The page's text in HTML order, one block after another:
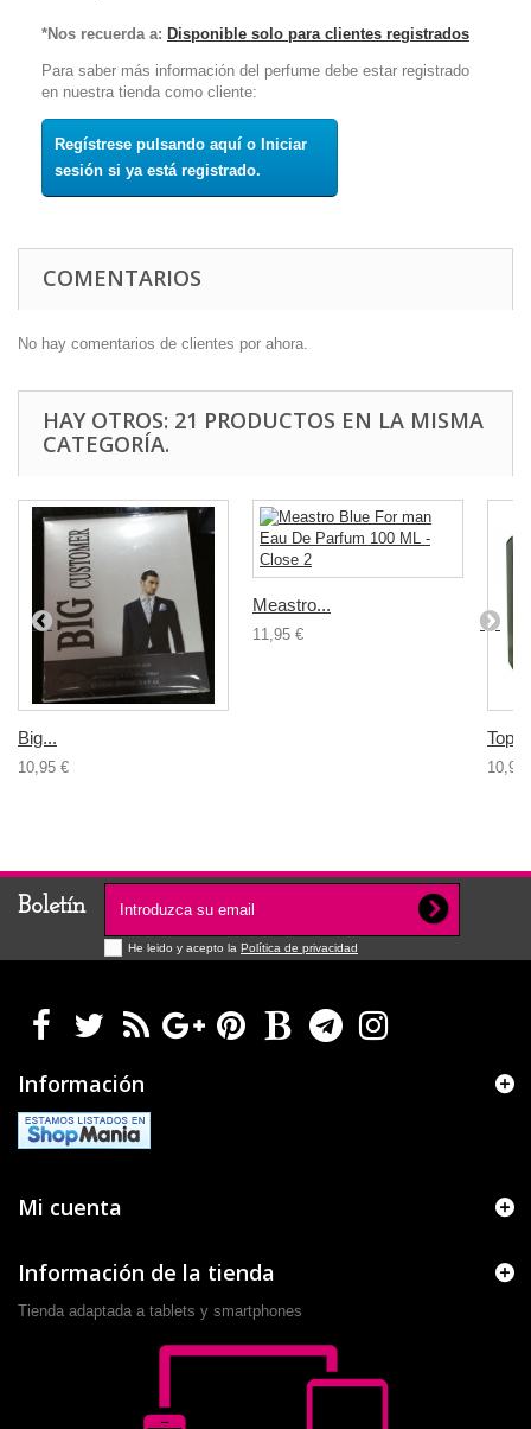
*Nos recuerda a: Disponible solo para clientes registrados
Para saber más información del perfume debe estar registrado
en nuestra tienda como cliente:
Regístrese pulsando aquí o Iniciar
sesión si ya está registrado.
COMENTARIOS
No hay comentarios de clientes por ahora.
HAY OTROS: 21 PRODUCTOS EN LA MISMA
CATEGORÍA.
Big...
10,95 €
Meastro...
11,95 €
Top
10,95
Boletín
He leido y acepto la Política de privacidad
Información
Mi cuenta
Información de la tienda
Tienda adaptada a tablets y smartphones